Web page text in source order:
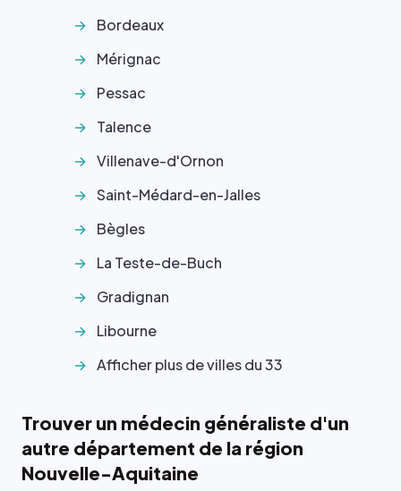
Bordeaux
Mérignac
Pessac
Talence
Villenave-d'Ornon
Saint-Médard-en-Jalles
Bègles
La Teste-de-Buch
Gradignan
Libourne
Afficher plus de villes du 33
Trouver un médecin généraliste d'un
autre département de la région
Nouvelle-Aquitaine